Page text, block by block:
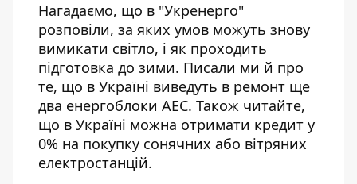
Нагадаємо, що в "Укренерго"
розповіли, за яких умов можуть знову
вимикати світло, і як проходить
підготовка до зими. Писали ми й про
те, що в Україні виведуть в ремонт ще
два енергоблоки АЕС. Також читайте,
що в Україні можна отримати кредит у
0% на покупку сонячних або вітряних
електростанцій.